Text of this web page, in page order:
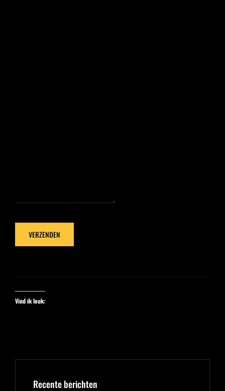
VERZENDEN
Vind ik leuk:
Recente berichten